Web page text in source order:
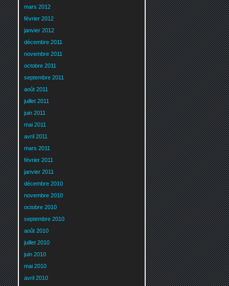
mars 2012
février 2012
janvier 2012
décembre 2011
novembre 2011
octobre 2011
septembre 2011
août 2011
juillet 2011
juin 2011
mai 2011
avril 2011
mars 2011
février 2011
janvier 2011
décembre 2010
novembre 2010
octobre 2010
septembre 2010
août 2010
juillet 2010
juin 2010
mai 2010
avril 2010